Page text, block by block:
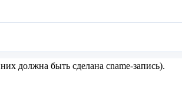
должна быть сделана cname-запись).